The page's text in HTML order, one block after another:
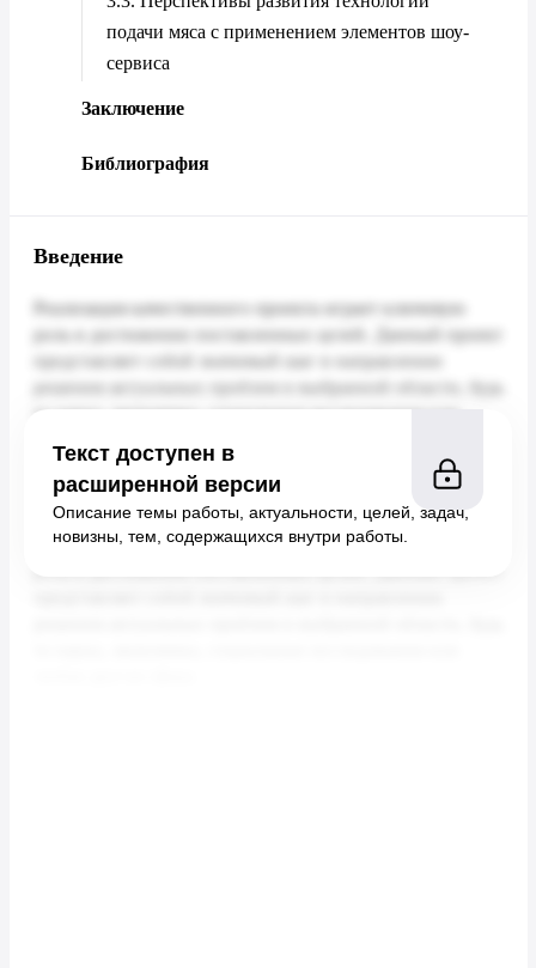
подачи мяса с применением элементов шоу-
сервиса
Заключение
Библиография
Введение
Текст доступен в
расширенной версии
Описание темы работы, актуальности, целей, задач,
новизны, тем, содержащихся внутри работы.